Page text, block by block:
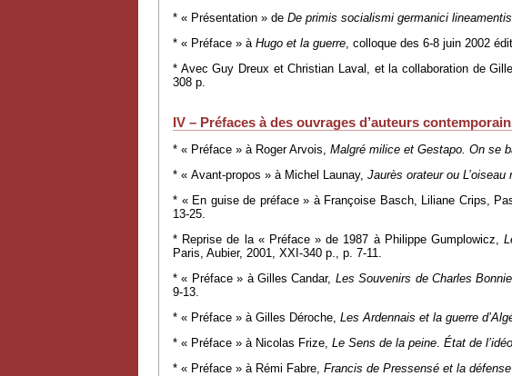
* « Présentation » de De primis socialismi germanici
* « Préface » à Hugo et la guerre , colloque des 6-8 juin 2002
* Avec Guy Dreux et Christian Laval, et la collaboration de
308 p.
IV – Préfaces à des ouvrages d’auteurs
* « Préface » à Roger Arvois, Malgré milice et Gestapo. On se
* « Avant-propos » à Michel Launay, Jaurès orateur ou L’oiseau
* « En guise de préface » à Françoise Basch, Liliane Crips,
13-25.
* Reprise de la « Préface » de 1987 à Philippe Gumplowicz,
Paris, Aubier, 2001, XXI-340 p., p. 7-11.
* « Préface » à Gilles Candar, Les Souvenirs de Charles
9-13.
* « Préface » à Gilles Déroche, Les Ardennais et la guerre
* « Préface » à Nicolas Frize, Le Sens de la peine État de
* « Préface » à Rémi Fabre, Francis de Pressensé et la